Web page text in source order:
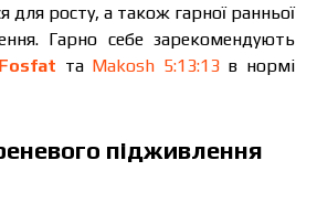
для росту, а також гарної ранньої
Гарно себе зарекомендують
та Makosh 5:13:13в нормі
підживлення